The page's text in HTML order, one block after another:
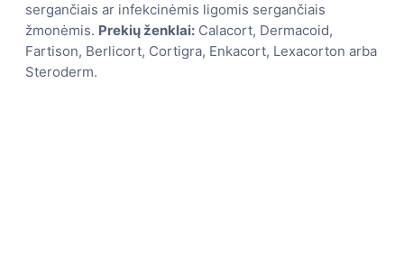
sergančiais ar infekcinėmis ligomis sergančiais
žmonėmis. Prekių ženklai: Calacort, Dermacoid,
Fartison, Berlicort, Cortigra, Enkacort, Lexacorton arba
Steroderm.